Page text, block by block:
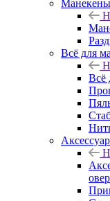
Всё для
Всё